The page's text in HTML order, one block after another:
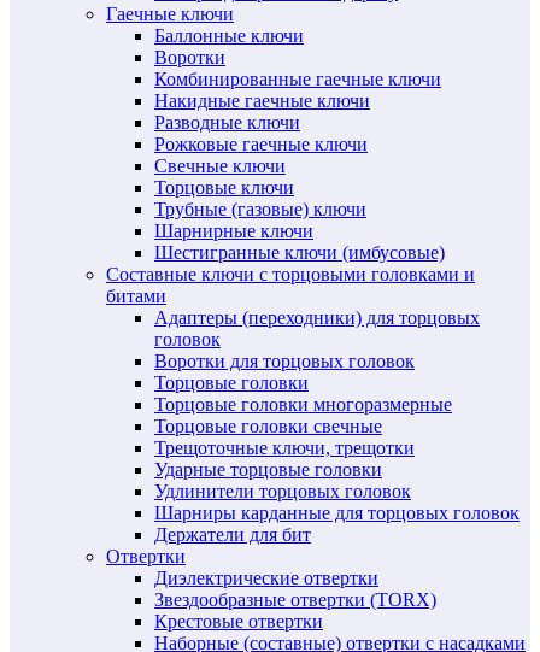
Гаечные ключи
Баллонные ключи
Воротки
Комбинированные гаечные ключи
Накидные гаечные ключи
Разводные ключи
Рожковые гаечные ключи
Свечные ключи
Торцовые ключи
Трубные (газовые) ключи
Шарнирные ключи
Шестигранные ключи (имбусовые)
Составные ключи с торцовыми головками и
битами
Адаптеры (переходники) для торцовых
головок
Воротки для торцовых головок
Торцовые головки
Торцовые головки многоразмерные
Торцовые головки свечные
Трещоточные ключи, трещотки
Ударные торцовые головки
Удлинители торцовых головок
Шарниры карданные для торцовых головок
Держатели для бит
Отвертки
Диэлектрические отвертки
Звездообразные отвертки (TORX)
Крестовые отвертки
Наборные (составные) отвертки с насадками